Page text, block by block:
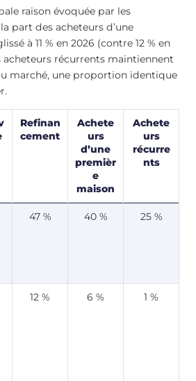
raison évoquée par les
part des acheteurs d’une
à 11 % en 2026 (contre 12 % en
acheteurs récurrents maintiennent
marché, une proportion identique
Refinan
cement
Achete
urs
d’une
premièr
e
maison
Achete
urs
récurre
nts
47 % 40 % 25 %
12 % 6 % 1 %